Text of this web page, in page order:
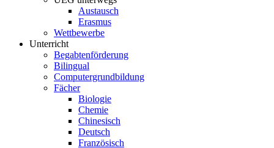
Austausch
Erasmus
Wettbewerbe
Unterricht
Begabtenförderung
Bilingual
Computergrundbildung
Fächer
Biologie
Chemie
Chinesisch
Deutsch
Französisch